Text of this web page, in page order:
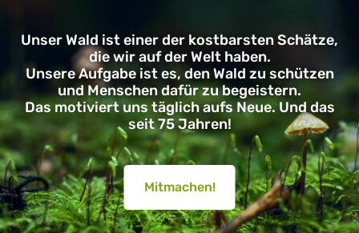
Unser Wald ist einer der kostbarsten Schätze,
die wir auf der Welt haben.
Unsere Aufgabe ist es, den Wald zu schützen
und Menschen dafür zu begeistern.
Das motiviert uns täglich aufs Neue. Und das
seit 75 Jahren!
Mitmachen!